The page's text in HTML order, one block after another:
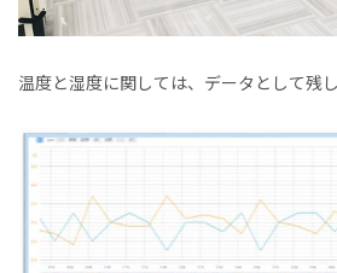
温度と湿度に関しては、データとして残し